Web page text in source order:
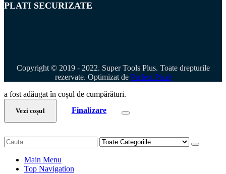
PLATI SECURIZATE
Copyright © 2019 - 2022. Super Tools Plus. Toate drepturile
rezervate. Optimizat de Perfect Pixel
a fost adăugat în coșul de cumpărături.
Vezi coșul Finalizare
Main Menu
Top Navigation